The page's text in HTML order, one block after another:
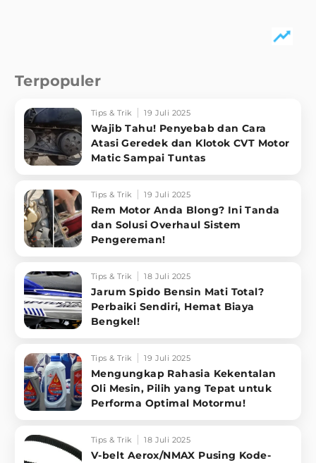
Terpopuler
Tips & Trik 19 Juli 2025
Wajib Tahu! Penyebab dan Cara
Atasi Geredek dan Klotok CVT Motor
Matic Sampai Tuntas
Tips & Trik 19 Juli 2025
Rem Motor Anda Blong? Ini Tanda
dan Solusi Overhaul Sistem
Pengereman!
Tips & Trik 18 Juli 2025
Jarum Spido Bensin Mati Total?
Perbaiki Sendiri, Hemat Biaya
Bengkel!
Tips & Trik 19 Juli 2025
Mengungkap Rahasia Kekentalan
Oli Mesin, Pilih yang Tepat untuk
Performa Optimal Motormu!
Tips & Trik 18 Juli 2025
V-belt Aerox/NMAX Pusing Kode-